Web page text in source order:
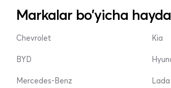
Markalar bo'yicha
Chevrolet
BYD
Mercedes-Benz
Kia